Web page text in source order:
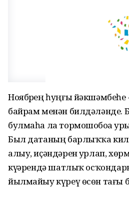
Ноябрҙең һуңғы йәкшәмбеһе
байрам менән билдәләнде.
булмаһа ла тормошобоҙҙа
Был датаның барлыҡҡа
алыу, иҫәндәрен ҙурлап,
күҙҙәрендә шатлыҡ
йылмайыу күреү өсөн тағы